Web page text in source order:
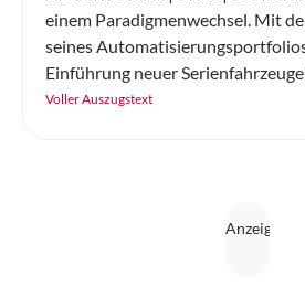
einem Paradigmenwechsel. Mit
seines
Einführung neuer
Position als führender
Voller Auszugstext